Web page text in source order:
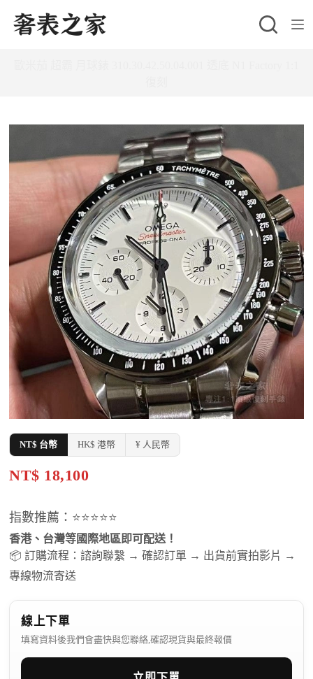
跳
至
NT$ 台幣 HK$ 港幣 ¥ 人民幣
NT$ 18,100
指數推薦：⭐⭐⭐⭐⭐
香港、台灣等國際地區即可配送！
📦 訂購流程：諮詢聯繫 → 確認訂單 → 出貨前實拍影片 →
專線物流寄送
線上下單
填寫資料後我們會盡快與您聯絡,確認現貨與最終報價